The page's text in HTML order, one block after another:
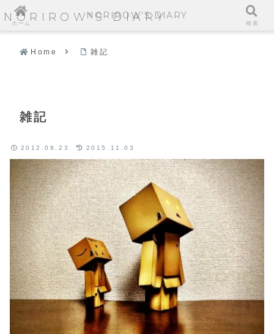
NORIROW'S DIARY
Home 雑記
雑記
2012.08.23 2015.11.03
ホーム
NORIROW'S DIARY
検索